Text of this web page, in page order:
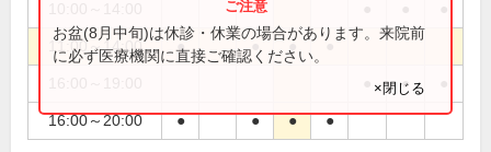
11:00～14:00 ● ● ● ●
●
16:00～20:00 ● ● ● ●
お盆(8月中旬)は休診・休業の場合があります。来院前
に必ず医療機関に直接ご確認ください。
×閉じる